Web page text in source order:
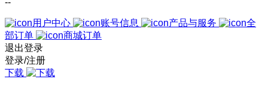
--
用户中心 账号信息 产品与服务
全
部订单
商城订单
退出登录
登录/注册
下载